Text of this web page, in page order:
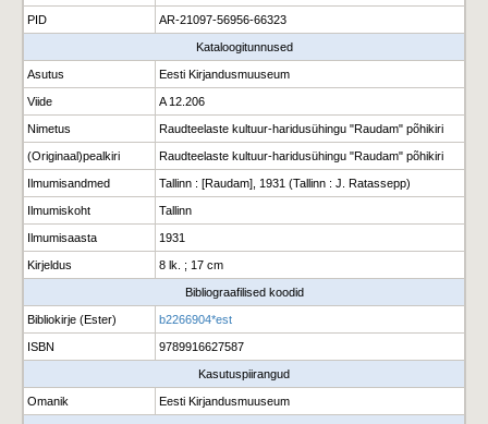
PID AR-21097-56956-66323
Kataloogitunnused
Asutus Eesti Kirjandusmuuseum
Viide A 12.206
Nimetus Raudteelaste kultuur-haridusühingu "Raudam" põhikiri
(Originaal)pealkiri Raudteelaste kultuur-haridusühingu "Raudam" põhikiri
Ilmumisandmed Tallinn : [Raudam], 1931 (Tallinn : J. Ratassepp)
Ilmumiskoht Tallinn
Ilmumisaasta 1931
Kirjeldus 8 lk. ; 17 cm
Bibliograafilised koodid
Bibliokirje (Ester) b2266904*est
ISBN 9789916627587
Kasutuspiirangud
Omanik Eesti Kirjandusmuuseum